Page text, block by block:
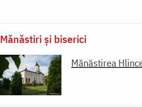
Mănăstiri și biserici
Mănăstirea